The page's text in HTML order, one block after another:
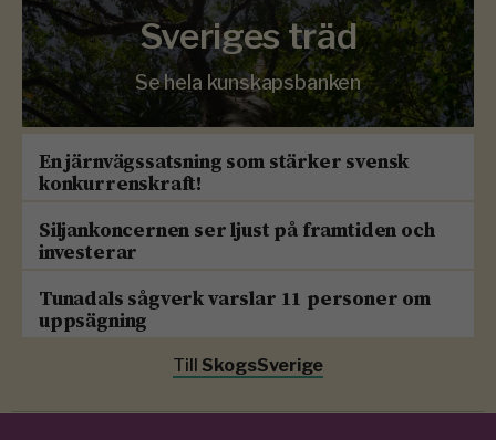
Sveriges träd
Se hela kunskapsbanken
En järnvägssatsning som stärker svensk
konkurrenskraft!
Siljankoncernen ser ljust på framtiden och
investerar
Tunadals sågverk varslar 11 personer om
uppsägning
Till SkogsSverige